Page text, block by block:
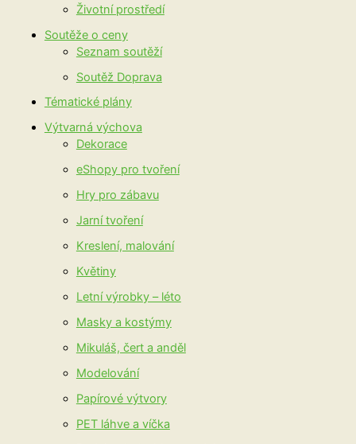
Životní prostředí
Soutěže o ceny
Seznam soutěží
Soutěž Doprava
Tématické plány
Výtvarná výchova
Dekorace
eShopy pro tvoření
Hry pro zábavu
Jarní tvoření
Kreslení, malování
Květiny
Letní výrobky – léto
Masky a kostýmy
Mikuláš, čert a anděl
Modelování
Papírové výtvory
PET láhve a víčka